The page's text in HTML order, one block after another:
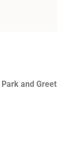
Park and Greet